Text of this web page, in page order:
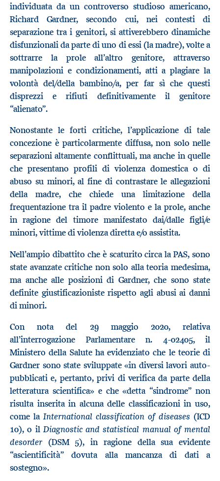
individuata da un controverso studioso americano,
Richard Gardner, secondo cui, nei contesti di
separazione tra i genitori, si attiverebbero dinamiche
disfunzionali da parte di uno di essi (la madre), volte a
sottrarre la prole all’altro genitore, attraverso
manipolazioni e condizionamenti, atti a plagiare la
volontà del/della bambino/a, per far sì che questi
disprezzi e rifiuti definitivamente il genitore
“alienato”.
Nonostante le forti critiche, l’applicazione di tale
concezione è particolarmente diffusa, non solo nelle
separazioni altamente conflittuali, ma anche in quelle
che presentano profili di violenza domestica o di
abuso su minori, al fine di contrastare le allegazioni
della madre, che chiede una limitazione della
frequentazione tra il padre violento e la prole, anche
in ragione del timore manifestato dai/dalle figli/e
minori, vittime di violenza diretta e/o assistita.
Nell’ampio dibattito che è scaturito circa la PAS, sono
state avanzate critiche non solo alla teoria medesima,
ma anche alle posizioni di Gardner, che sono state
definite giustificazioniste rispetto agli abusi ai danni
di minori.
Con nota del 29 maggio 2020, relativa
all’interrogazione Parlamentare n. 4-02405, il
Ministero della Salute ha evidenziato che le teorie di
Gardner sono state sviluppate «in diversi lavori auto-
pubblicati e, pertanto, privi di verifica da parte della
letteratura scientifica» e che «detta “sindrome” non
risulta inserita in alcuna delle classificazioni in uso,
come laInternational classification of diseases (ICD
10), o il Diagnostic and statistical manual of mental
desorder (DSM 5), in ragione della sua evidente
“ascientificità” dovuta alla mancanza di dati a
sostegno».